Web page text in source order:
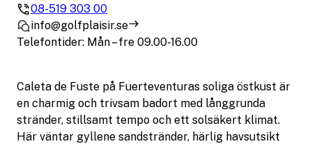
Caleta de Fuste på Fuerteventuras soliga östkust är
en charmig och trivsam badort med långgrunda
stränder, stillsamt tempo och ett solsäkert klimat.
Här väntar gyllene sandstränder, härlig havsutsikt
08-519 303 00
info@golfplaisir.se
Telefontider: Mån – fre 09.00-16.00